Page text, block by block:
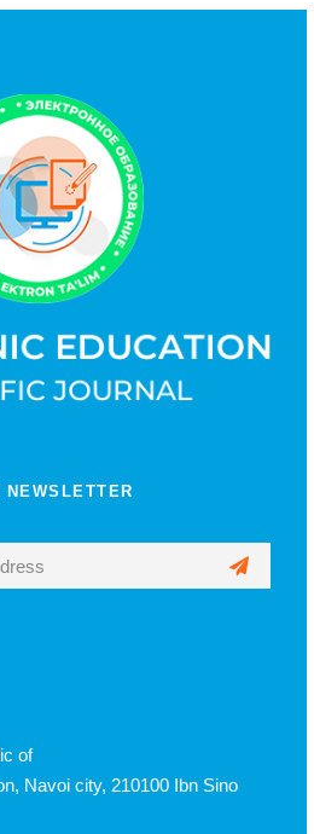
of
Navoi city, 210100 Ibn Sino